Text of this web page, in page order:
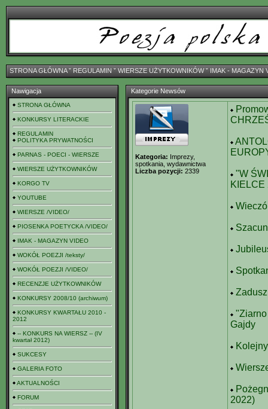
STRONA GŁÓWNAˇ REGULAMIN ˇ WIERSZE UŻYTKOWNIKÓWˇ IMAK - MAGAZYN
Nawigacja
STRONA GŁÓWNA
KONKURSY LITERACKIE
REGULAMIN
POLITYKA PRYWATNOŚCI
PARNAS - POECI - WIERSZE
WIERSZE UŻYTKOWNIKÓW
KORGO TV
YOUTUBE
WIERSZE /VIDEO/
PIOSENKA POETYCKA /VIDEO/
IMAK - MAGAZYN VIDEO
WOKÓŁ POEZJI /teksty/
WOKÓŁ POEZJI /VIDEO/
RECENZJE UŻYTKOWNIKÓW
KONKURSY 2008/10 (archiwum)
KONKURSY KWARTAŁU 2010 -
2012
-- KONKURS NA WIERSZ -- (IV
kwartał 2012)
SUKCESY
GALERIA FOTO
AKTUALNOŚCI
FORUM
Kategorie Newsów
Kategoria: Imprezy,
spotkania, wydawnictwa
Liczba pozycji: 2339
"W
KIELCE
"Ziarno
Gajdy
2022)